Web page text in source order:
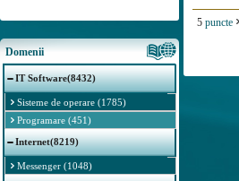
Domenii
IT Software(8432)
Sisteme de operare (1785)
Programare (451)
Internet(8219)
Messenger (1048)
5 puncte